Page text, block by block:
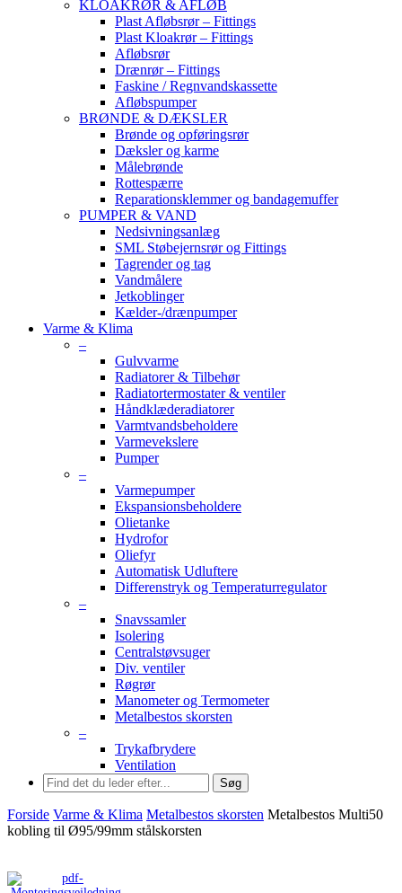
KLOAKRØR & AFLØB
Plast Afløbsrør – Fittings
Plast Kloakrør – Fittings
Afløbsrør
Drænrør – Fittings
Faskine / Regnvandskassette
Afløbspumper
BRØNDE & DÆKSLER
Brønde og opføringsrør
Dæksler og karme
Målebrønde
Rottespærre
Reparationsklemmer og bandagemuffer
PUMPER & VAND
Nedsivningsanlæg
SML Støbejernsrør og Fittings
Tagrender og tag
Vandmålere
Jetkoblinger
Kælder-/drænpumper
Varme & Klima
–
Gulvvarme
Radiatorer & Tilbehør
Radiatortermostater & ventiler
Håndklæderadiatorer
Varmtvandsbeholdere
Varmevekslere
Pumper
–
Varmepumper
Ekspansionsbeholdere
Olietanke
Hydrofor
Oliefyr
Automatisk Udluftere
Differenstryk og Temperaturregulator
–
Snavssamler
Isolering
Centralstøvsuger
Div. ventiler
Røgrør
Manometer og Termometer
Metalbestos skorsten
–
Trykafbrydere
Ventilation
Søg
Forside Varme & Klima Metalbestos skorsten Metalbestos Multi50
kobling til Ø95/99mm stålskorsten